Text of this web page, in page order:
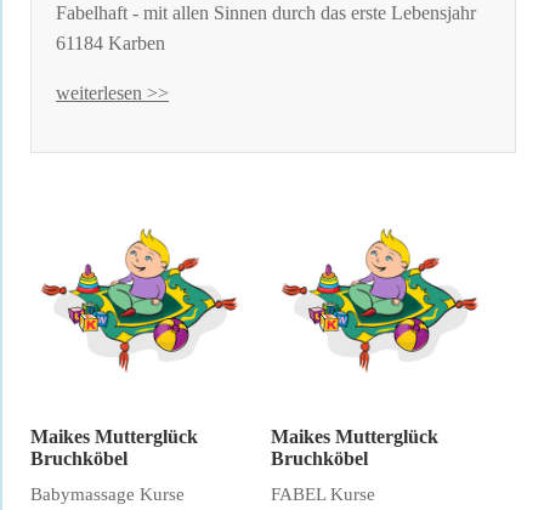
Fabelhaft - mit allen Sinnen durch das erste Lebensjahr
61184 Karben
weiterlesen >>
Maikes Mutterglück
Bruchköbel
Babymassage Kurse
Maikes Mutterglück
Bruchköbel
FABEL Kurse